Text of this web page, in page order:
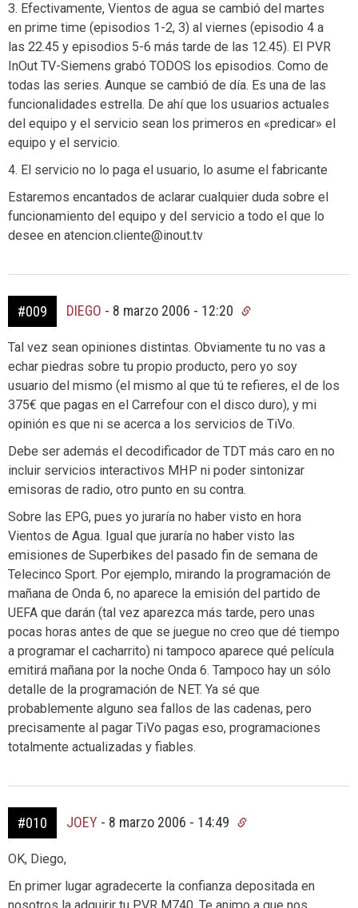
3. Efectivamente, Vientos de agua se cambió del martes
en prime time (episodios 1-2, 3) al viernes (episodio 4 a
las 22.45 y episodios 5-6 más tarde de las 12.45). El PVR
InOut TV-Siemens grabó TODOS los episodios. Como de
todas las series. Aunque se cambió de día. Es una de las
funcionalidades estrella. De ahí que los usuarios actuales
del equipo y el servicio sean los primeros en «predicar» el
equipo y el servicio.
4. El servicio no lo paga el usuario, lo asume el fabricante
Estaremos encantados de aclarar cualquier duda sobre el
funcionamiento del equipo y del servicio a todo el que lo
desee en atencion.cliente@inout.tv
#009 DIEGO - 8 marzo 2006 - 12:20
Tal vez sean opiniones distintas. Obviamente tu no vas a
echar piedras sobre tu propio producto, pero yo soy
usuario del mismo (el mismo al que tú te refieres, el de los
375€ que pagas en el Carrefour con el disco duro), y mi
opinión es que ni se acerca a los servicios de TiVo.
Debe ser además el decodificador de TDT más caro en no
incluir servicios interactivos MHP ni poder sintonizar
emisoras de radio, otro punto en su contra.
Sobre las EPG, pues yo juraría no haber visto en hora
Vientos de Agua. Igual que juraría no haber visto las
emisiones de Superbikes del pasado fin de semana de
Telecinco Sport. Por ejemplo, mirando la programación de
mañana de Onda 6, no aparece la emisión del partido de
UEFA que darán (tal vez aparezca más tarde, pero unas
pocas horas antes de que se juegue no creo que dé tiempo
a programar el cacharrito) ni tampoco aparece qué película
emitirá mañana por la noche Onda 6. Tampoco hay un sólo
detalle de la programación de NET. Ya sé que
probablemente alguno sea fallos de las cadenas, pero
precisamente al pagar TiVo pagas eso, programaciones
totalmente actualizadas y fiables.
#010 JOEY - 8 marzo 2006 - 14:49
OK, Diego,
En primer lugar agradecerte la confianza depositada en